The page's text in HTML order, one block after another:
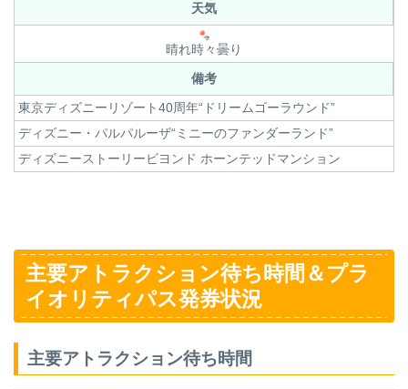
天気
晴れ時々曇り
備考
東京ディズニーリゾート40周年“ドリームゴーラウンド”
ディズニー・パルパルーザ“ミニーのファンダーランド”
ディズニーストーリービヨンド ホーンテッドマンション
主要アトラクション待ち時間＆プラ
イオリティパス発券状況
主要アトラクション待ち時間